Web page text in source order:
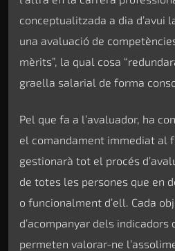
conceptualitzada a dia d’avui
una avaluació de
mèrits”, la qual cosa
graella salarial de forma
Pel que fa a l’avaluador, ha
el comandament immediat al
gestionarà tot el procés
de totes les persones que en
o funcionalment d’ell. Cada
d’acompanyar dels indicadors
permeten valorar-ne